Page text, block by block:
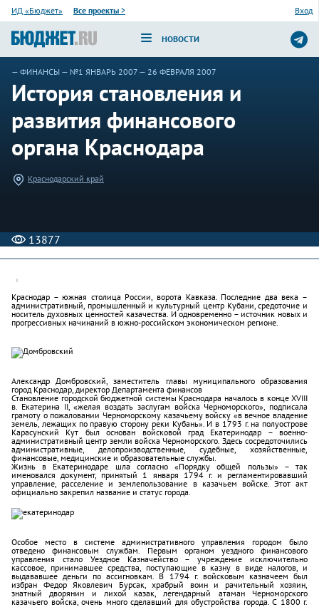
ИД «Бюджет» Все проекты > Вход
НОВОСТИ
— ФИНАНСЫ — №1 ЯНВАРЬ 2007 — 26 ФЕВРАЛЯ 2007
История становления и
развития финансового
органа Краснодара
Краснодарский край
13877
Краснодар – южная столица России, ворота Кавказа. Последние два века –
административный, промышленный и культурный центр Кубани, средоточие и
носитель духовных ценностей казачества. И одновременно – источник новых и
прогрессивных начинаний в южно-российском экономическом регионе.
Александр Домбровский, заместитель главы муниципального образования
город Краснодар, директор Департамента финансов
Становление городской бюджетной системы Краснодара началось в конце XVIII
в. Екатерина II, «желая воздать заслугам войска Черноморского», подписала
грамоту о пожаловании Черноморскому казачьему войску «в вечное владение
земель, лежащих по правую сторону реки Кубань». И в 1793 г. на полуострове
Карасунский Кут был основан войсковой град Екатеринодар – военно-
административный центр земли войска Черноморского. Здесь сосредоточились
административные, делопроизводственные, судебные, хозяйственные,
финансовые, медицинские и образовательные службы.
Жизнь в Екатеринодаре шла согласно «Порядку общей пользы» – так
именовался документ, принятый 1 января 1794 г. и регламентировавший
управление, расселение и землепользование в казачьем войске. Этот акт
официально закрепил название и статус города.
Особое место в системе административного управления городом было
отведено финансовым службам. Первым органом уездного финансового
управления стало Уездное Казначейство – учреждение исключительно
кассовое, принимавшее средства, поступающие в казну в виде налогов, и
выдававшее деньги по ассигновкам. В 1794 г. войсковым казначеем был
избран Федор Яковлевич Бурсак, храбрый воин и рачительный хозяин,
знатный дворянин и лихой казак, легендарный атаман Черноморского
казачьего войска, очень много сделавший для обустройства города. С 1800 г.